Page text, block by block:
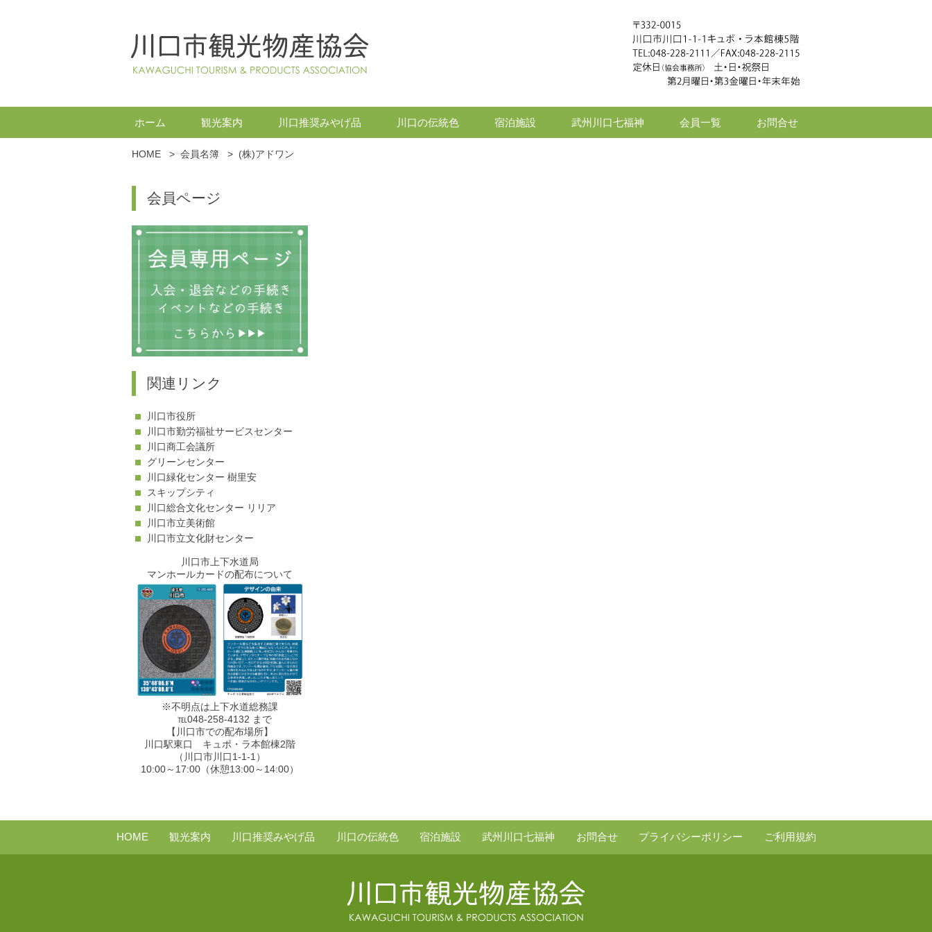
ホーム 観光案内 川口推奨みやげ品 川口の伝統色 宿泊施設 武州川口七福神 会員一覧 お問合せ
HOME > 会員名簿 > (株)アドワン
会員ページ
関連リンク
川口市役所
川口市勤労福祉サービスセンター
川口商工会議所
グリーンセンター
川口緑化センター 樹里安
スキップシティ
川口総合文化センター リリア
川口市立美術館
川口市立文化財センター
川口市上下水道局
マンホールカードの配布について
※不明点は上下水道総務課
℡048-258-4132 まで
【川口市での配布場所】
川口駅東口 キュポ・ラ本館棟2階
（川口市川口1-1-1）
10:00～17:00（休憩13:00～14:00）
HOME 観光案内 川口推奨みやげ品 川口の伝統色 宿泊施設 武州川口七福神 お問合せ プライバシーポリシー ご利用規約